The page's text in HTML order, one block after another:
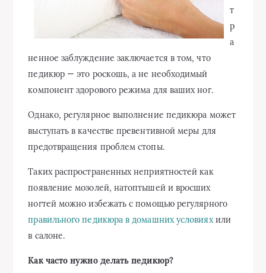
т
р
а
ненное заблуждение заключается в том, что
педикюр — это роскошь, а не необходимый
компонент здорового режима для ваших ног.
Однако, регулярное выполнение педикюра может
выступать в качестве превентивной меры для
предотвращения проблем стопы.
Таких распространенных неприятностей как
появление мозолей, натоптышей и вросших
ногтей можно избежать с помощью регулярного
правильного педикюра в домашних условияхили
в салоне.
Как часто нужно делать педикюр?